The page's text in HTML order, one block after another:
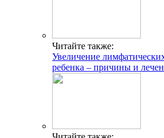
Читайте также:
Увеличение
ребенка – причины и